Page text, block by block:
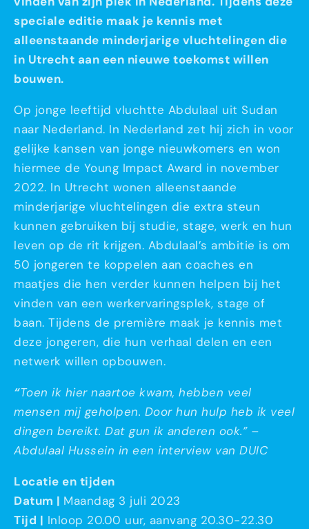
speciale editie maak je kennis met
alleenstaande minderjarige vluchtelingen die
in Utrecht aan een nieuwe toekomst willen
bouwen.
Op jonge leeftijd vluchtte Abdulaal uit Sudan
naar Nederland. In Nederland zet hij zich in voor
gelijke kansen van jonge nieuwkomers en won
hiermee de Young Impact Award in november
2022. In Utrecht wonen alleenstaande
minderjarige vluchtelingen die extra steun
kunnen gebruiken bij studie, stage, werk en hun
leven op de rit krijgen. Abdulaal’s ambitie is om
50 jongeren te koppelen aan coaches en
maatjes die hen verder kunnen helpen bij het
vinden van een werkervaringsplek, stage of
baan. Tijdens de première maak je kennis met
deze jongeren, die hun verhaal delen en een
netwerk willen opbouwen.
“Toen ik hier naartoe kwam, hebben veel
mensen mij geholpen. Door hun hulp heb ik veel
dingen bereikt. Dat gun ik anderen ook.” –
Abdulaal Hussein in een interview van DUIC
Locatie en tijden
Datum | Maandag 3 juli 2023
Tijd | Inloop 20.00 uur, aanvang 20.30-22.30